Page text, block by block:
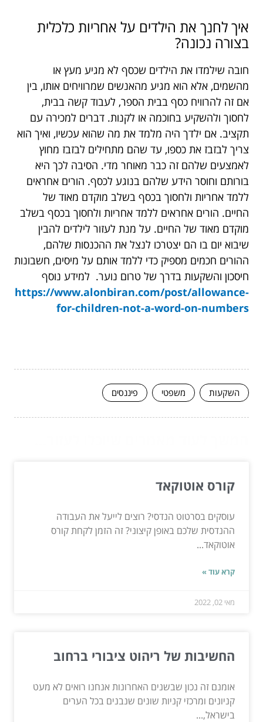
איך לחנך את הילדים על אחריות כלכלית
בצורה נכונה?
חובה שילמדו את הילדים שכסף לא מגיע מעץ או
מהשמים, אלא הוא מגיע מהאנשים שמרוויחים אותו, בין
אם זה להרוויח כסף בבית הספר, לעבוד קשה בבית,
לחסוך ולהשקיע בחוכמה או לקנות. דברים למכירה עם
תקציב. אם ילדך היה מלמד את מה שהוא עכשיו, ואיך הוא
צריך לבזבז את כספו, עד שהם מתחילים לבזבז מחוץ
לאמצעים שלהם זה כבר מאוחר מדי. הסיבה לכך היא
בורותם וחוסר הידע שלהם בנוגע לכסף. הורים אחראים
ללמד אחריות ולחסוך בכסף בשלב מוקדם מאוד של
החיים. הורים אחראים ללמד אחריות ולחסוך בכסף בשלב
מוקדם מאוד של החיים. על מנת לעזור לילדים להבין
שיבוא יום בו הם יצטרכו לנצל את ההכנסות שלהם,
ההורים חכמים מספיק כדי ללמד אותם על מיסים, חשבונות
חיסכון והשקעות בדרך של טרום נוער. למידע נוסף
https://www.alonbiran.com/post/allowance-
for-children-not-a-word-on-numbers
השקעות משפטי פיננסים
קורס אוטוקאד
עוסקים בסרטוט הנדסי? רוצים לייעל את העבודה
ההנדסית שלכם באופן קיצוני? זה הזמן לקחת קורס
אוטוקאד...
קרא עוד »
מאי 02, 2022
החשיבות של ריהוט ציבורי ברחוב
אומנם זה נכון שבשנים האחרונות אנחנו רואים לא מעט
קניונים ומרכזי קניות שונים שנבנים בכל הערים
בישראל,...